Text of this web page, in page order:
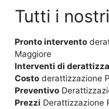
Tutti i
Pronto intervento
Maggiore
Interventi di
Costo derattizzazione
Preventivo
Prezzi Derattizzazione